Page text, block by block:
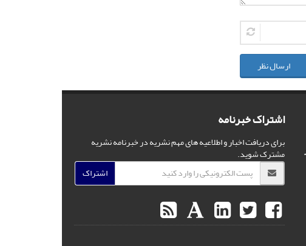
ارسال نظر
اشتراک خبرنامه
برای دریافت اخبار و اطلاعیه های مهم نشریه در خبرنامه نشریه
مشترک شوید.
اشتراک